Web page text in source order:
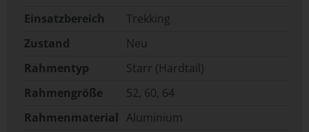
Einsatzbereich
Trekking
Zustand
Neu
Rahmentyp
Starr (Hardtail)
Rahmengröße
52, 60, 64
Rahmenmaterial Aluminium